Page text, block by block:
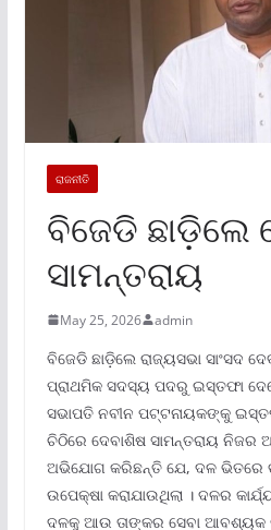
ରାଜନୀତି
ବିଜେଡି ଛାଡ଼ିଲେ
ସାମନ୍ତରାୟ
May 25, 2026 admin
ବିଜେଡି ଛାଡ଼ିଲେ ରାଜ୍ୟସଭା ସାଂସଦ
ପ୍ରାଥମିକ ସଦସ୍ୟ ପଦରୁ ଇସ୍ତଫା
ସଭାପତି ନବୀନ ପଟ୍ଟନାୟକଙ୍କୁ
ଚିଠିରେ ଦେବାଶିଷ ସାମନ୍ତରାୟ
ଅଭିଯୋଗ କରିଛନ୍ତି ଯେ, ଦଳ ଭିତରେ
ଉପେକ୍ଷା କରାଯାଉଥିଲା । ଦଳର
ଦଳକୁ ଆଉ ତାଙ୍କର ସେବା ଆବଶ୍ୟକ